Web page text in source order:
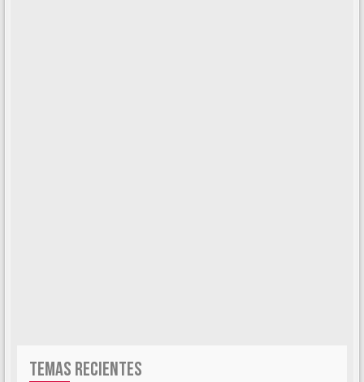
TEMAS RECIENTES